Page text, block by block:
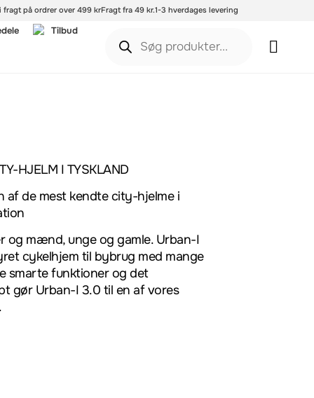
fragt på ordrer over 499 krFragt fra 49 kr.1-3 hverdages levering
Tilbud
HJELM I TYSKLAND
af de mest kendte city-hjelme i
og mænd, unge og gamle. Urban-I
cykelhjem til bybrug med mange
smarte funktioner og det
gør Urban-I 3.0 til en af vores